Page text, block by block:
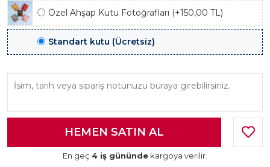
Özel Ahşap Kutu Fotoğrafları (+150,00 TL)
Standart kutu (Ücretsiz)
En geç 4 iş gününde kargoya verilir.